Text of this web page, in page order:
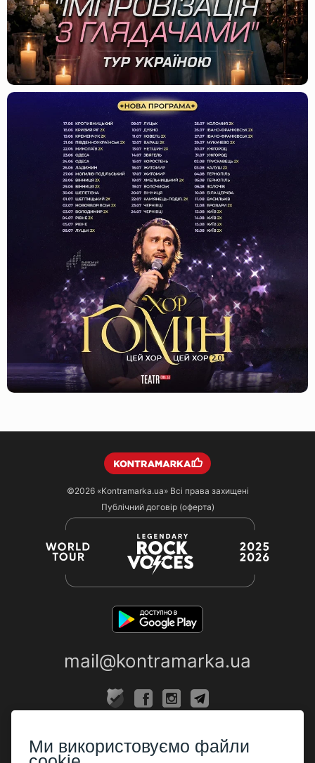
©2026 «Kontramarka.ua»Всі права захищені
Публічний договір (оферта)
mail@kontramarka.ua
Каси
Ми використовуємо файли